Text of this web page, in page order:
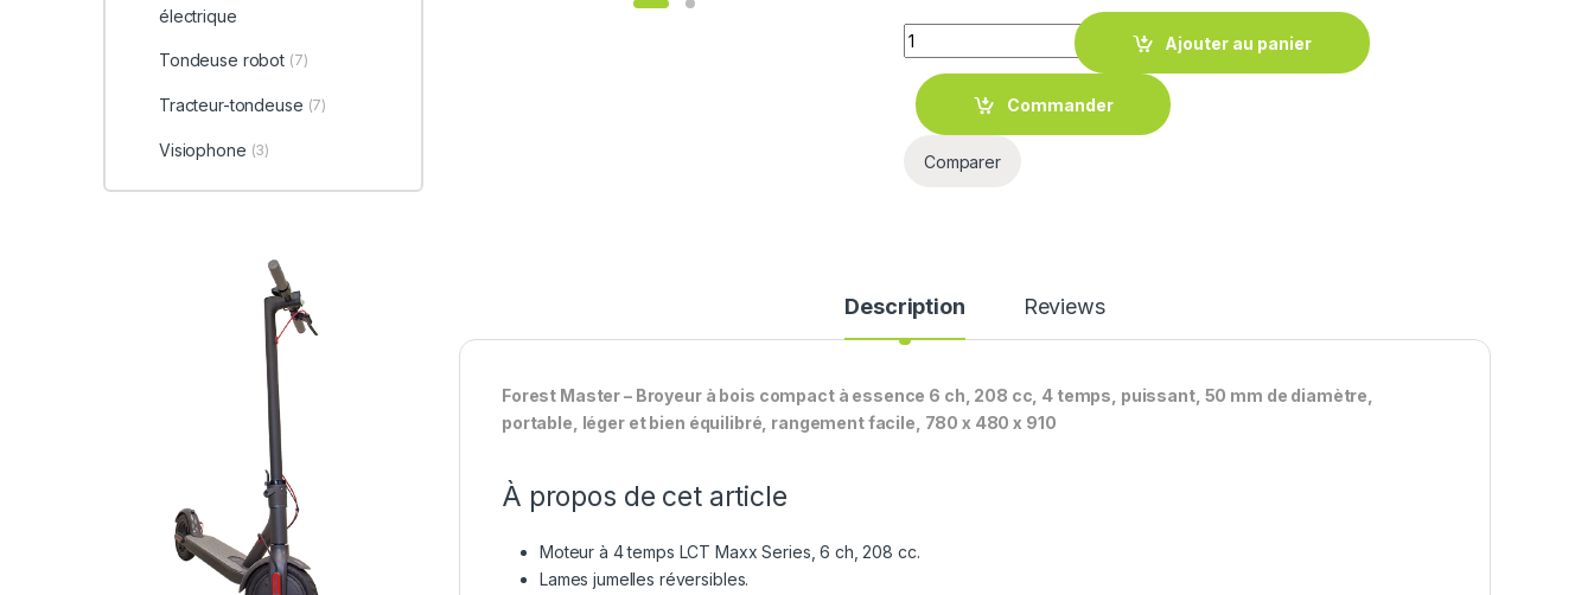
Quantity
Ajouter au panier
Commander
Comparer
Description Reviews
Forest Master – Broyeur à bois compact à essence 6 ch, 208 cc, 4 temps, puissant, 50 mm de diamètre,
portable, léger et bien équilibré, rangement facile, 780 x 480 x 910
À propos de cet article
Moteur à 4 temps LCT Maxx Series, 6 ch, 208 cc.
Lames jumelles réversibles.
électrique
Tondeuse robot (7)
Tracteur-tondeuse (7)
Visiophone (3)